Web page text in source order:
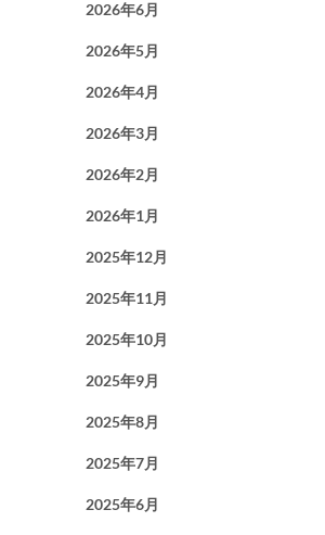
2026年6月
2026年5月
2026年4月
2026年3月
2026年2月
2026年1月
2025年12月
2025年11月
2025年10月
2025年9月
2025年8月
2025年7月
2025年6月